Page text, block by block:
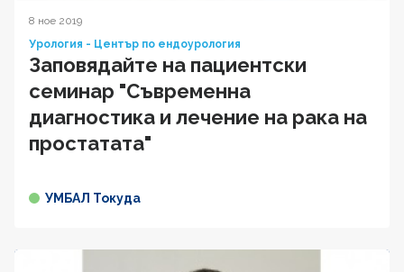
8 ное 2019
Урология - Център по ендоурология
Заповядайте на пациентски
семинар "Съвременна
диагностика и лечение на рака на
простатата"
УМБАЛ Токуда